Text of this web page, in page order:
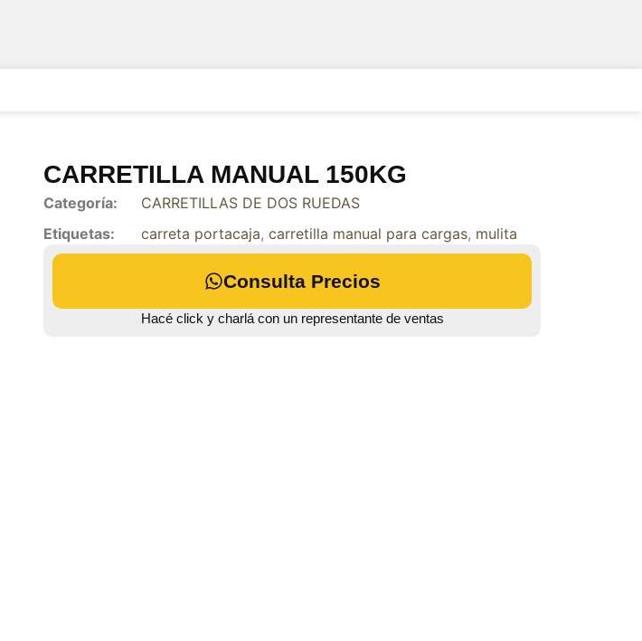
CARRETILLA MANUAL 150KG
Categoría:
CARRETILLAS DE DOS RUEDAS
Etiquetas:
carreta portacaja, carretilla manual para cargas, mulita
Consulta Precios
Hacé click y charlá con un representante de ventas